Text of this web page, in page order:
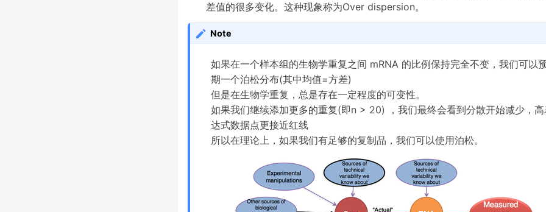
差值的很多变化。这种现象称为Over dispersion。
Note
如果在一个样本组的生物学重复之间 mRNA 的比例保持完全不变，我们可以
期一个泊松分布(其中均值=方差)
但是在生物学重复，总是存在一定程度的可变性。
如果我们继续添加更多的重复(即n > 20) ，我们最终会看到分散开始减少，高
达式数据点更接近红线
所以在理论上，如果我们有足够的复制品，我们可以使用泊松。